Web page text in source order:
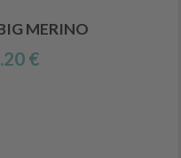
MERINO
€